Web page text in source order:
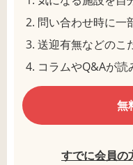
問い合わせ時に一
送迎有無などのこ
コラムやQ&Aが読
無
すでに会員の